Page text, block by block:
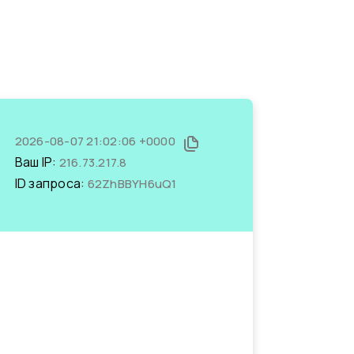
2026-08-07 21:02:06 +0000
Ваш IP: 216.73.217.8
ID запроса: 62ZhBBYH6uQ1